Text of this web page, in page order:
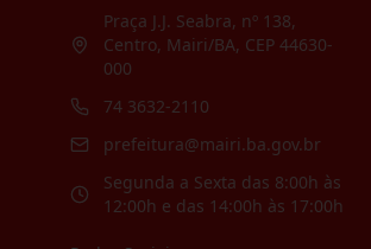
Praça J.J. Seabra, nº 138,
Centro, Mairi/BA, CEP 44630-
000
74 3632-2110
prefeitura@mairi.ba.gov.br
Segunda a Sexta das 8:00h às
12:00h e das 14:00h às 17:00h